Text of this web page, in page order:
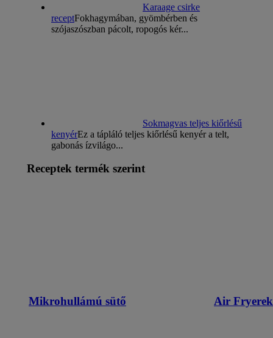
Karaage csirke
receptFokhagymában, gyömbérben és
szójaszószban pácolt, ropogós kér...
Sokmagvas teljes kiőrlésű
kenyérEz a tápláló teljes kiőrlésű kenyér a telt,
gabonás ízvilágo...
Receptek termék szerint
Mikrohullámú sütő Air Fryerek